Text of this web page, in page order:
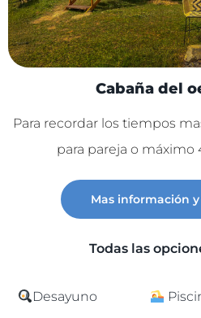
Cabaña del
Para recordar los tiempos
para pareja o máximo
Mas información
Todas las
Desayuno